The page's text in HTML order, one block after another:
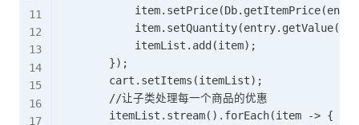
            item.setQuantity(entry.getValue());
            itemList.add(item);
        });
        cart.setItems(itemList);
        //让子类处理每一个商品的优惠
        itemList.stream().forEach(item -> {